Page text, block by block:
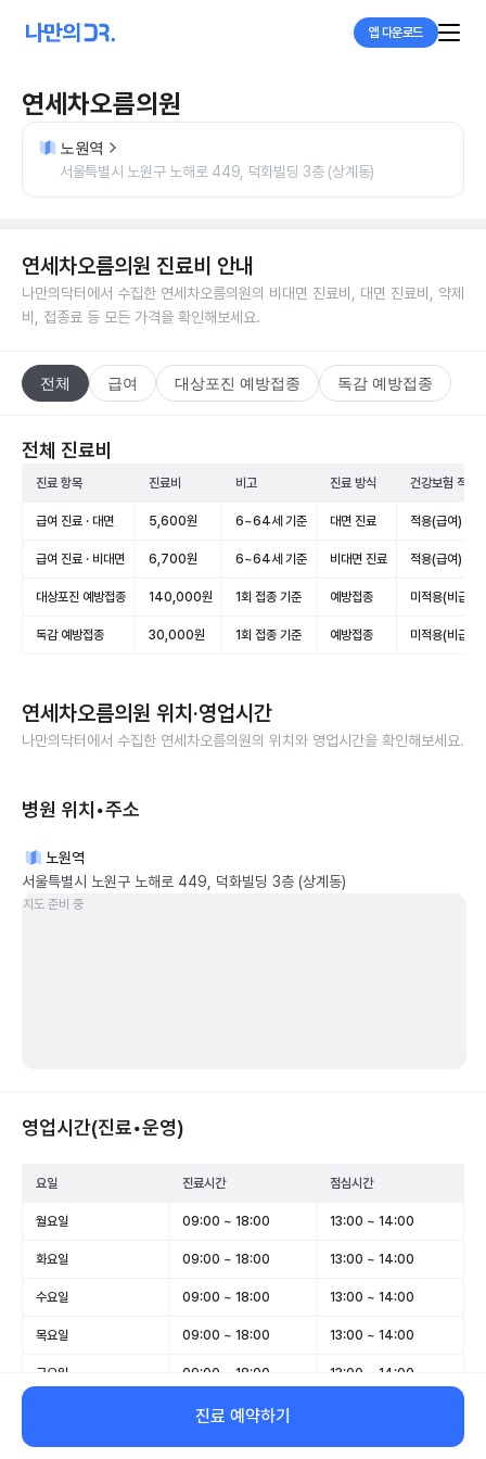
앱 다운로드
연세차오름의원
노원역
서울특별시 노원구 노해로 449, 덕화빌딩 3층 (상계동)
연세차오름의원 진료비 안내
나만의닥터에서 수집한 연세차오름의원의 비대면 진료비, 대면 진료비, 약제
비, 접종료 등 모든 가격을 확인해보세요.
전체 급여 대상포진 예방접종 독감 예방접종
전체 진료비
진료 항목 진료비 비고 진료 방식 건강보험 적용
급여 진료 · 대면 5,600원 6~64세 기준 대면 진료 적용(급여)
급여 진료 · 비대면 6,700원 6~64세 기준 비대면 진료 적용(급여)
대상포진 예방접종 140,000원 1회 접종 기준 예방접종 미적용(비급여)
독감 예방접종 30,000원 1회 접종 기준 예방접종 미적용(비급여)
연세차오름의원 위치·영업시간
나만의닥터에서 수집한 연세차오름의원의 위치와 영업시간을 확인해보세요.
병원 위치•주소
노원역
서울특별시 노원구 노해로 449, 덕화빌딩 3층 (상계동)
지도 준비 중
영업시간(진료•운영)
요일 진료시간 점심시간
월요일 09:00 ~ 18:00 13:00 ~ 14:00
화요일 09:00 ~ 18:00 13:00 ~ 14:00
수요일 09:00 ~ 18:00 13:00 ~ 14:00
목요일 09:00 ~ 18:00 13:00 ~ 14:00
금요일 09:00 ~ 18:00 13:00 ~ 14:00
09:00 ~ 13:00
일요일 휴무 -
진료 예약하기